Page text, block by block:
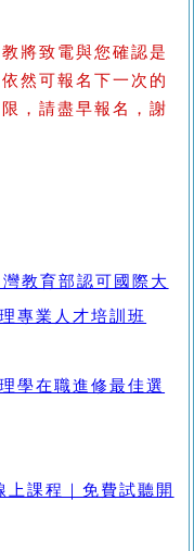
將致電與您確認是
然可報名下一次的
，請盡早報名，謝
教育部認可國際大
專業人才培訓班
學在職進修最佳選
課程｜免費試聽開